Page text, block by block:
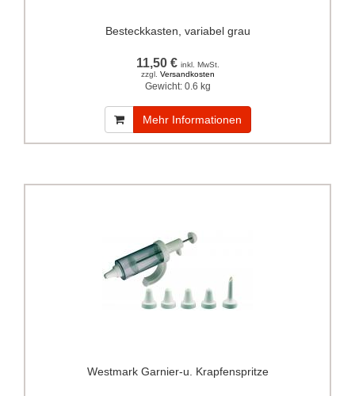
Besteckkasten, variabel grau
11,50 € inkl. MwSt.
zzgl. Versandkosten
Gewicht: 0.6 kg
Mehr Informationen
Westmark Garnier-u. Krapfenspritze